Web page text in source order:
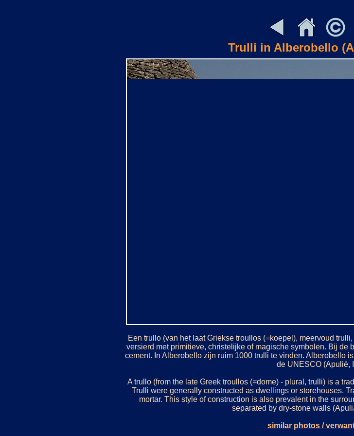
Trulli in Alberobello
Een trullo (van het laat Griekse troullos (=koepel), meervoud
versierd met primitieve, christelijke of magische symbolen. Bij de
cement. In Alberobello zijn ruim 1000 trulli te vinden. Alberobello
de UNESCO (Apulië,
A trullo (from the late Greek troullos (=dome) - plural, trulli) is a
Trulli were generally constructed as dwellings or storehouses.
mortar. This style of construction is also prevalent in the
separated by dry-stone walls
similar photos /